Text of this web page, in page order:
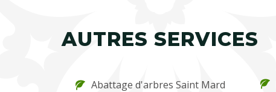
AUTRES SERVICES
Abattage d'arbres Saint Mard